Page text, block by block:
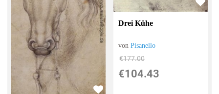
Drei Kühe
vonPisanello
€177.00
€104.43